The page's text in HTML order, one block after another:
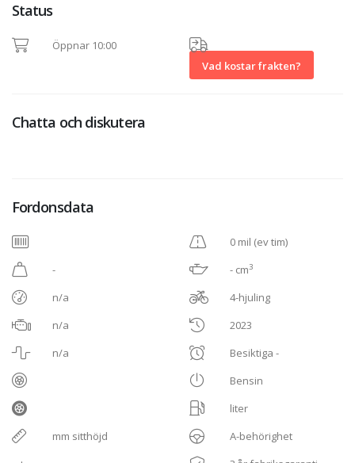
Status
Öppnar 10:00
Vad kostar frakten?
Chatta och diskutera
Fordonsdata
-
n/a
n/a
n/a
mm sitthöjd
0 mil (ev tim)
- cm3
4-hjuling
2023
Besiktiga -
Bensin
liter
A-behörighet